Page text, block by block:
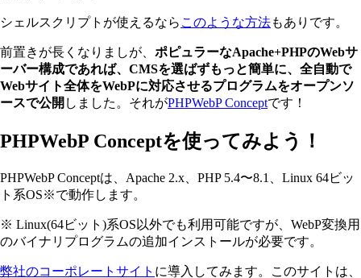
シェルスクリプトが使えるなら このような方法もありです。
前置きが長くなりましが、 ポピュラーなApache+PHPのWebサ
ーバー構成であれば、CMSを選ばずもっと簡単に、全自動で
Webサイト全体をWebPに対応させるプログラムをオープンソ
ースで公開 しました。それがPHPWebP Conceptです！
PHPWebP Conceptを使ってみよう！
PHPWebP Conceptは、Apache 2.x、PHP 5.4〜8.1、Linux 64ビッ
ト系OS※で動作します。
※ Linux(64ビット)系OS以外でも利用可能ですが、WebP変換用
のバイナリプログラムの追加インストールが必要です。
弊社のコーポレートサイト に導入してみます。このサイトは、